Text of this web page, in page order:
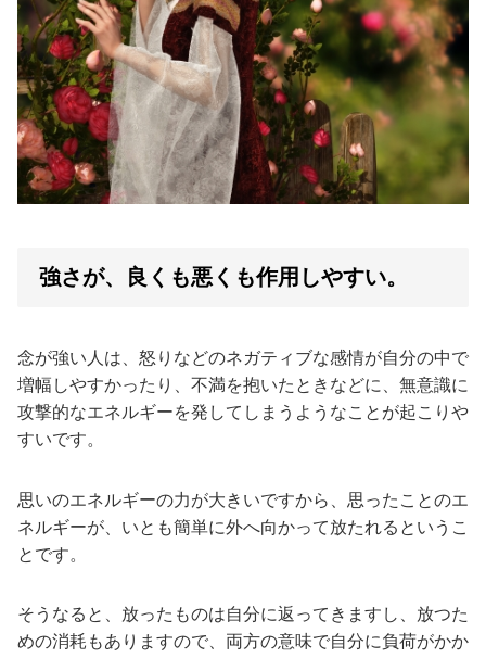
強さが、良くも悪くも作用しやすい。
念が強い人は、怒りなどのネガティブな感情が自分の中で
増幅しやすかったり、不満を抱いたときなどに、無意識に
攻撃的なエネルギーを発してしまうようなことが起こりや
すいです。
思いのエネルギーの力が大きいですから、思ったことのエ
ネルギーが、いとも簡単に外へ向かって放たれるというこ
とです。
そうなると、放ったものは自分に返ってきますし、放つた
めの消耗もありますので、両方の意味で自分に負荷がかか